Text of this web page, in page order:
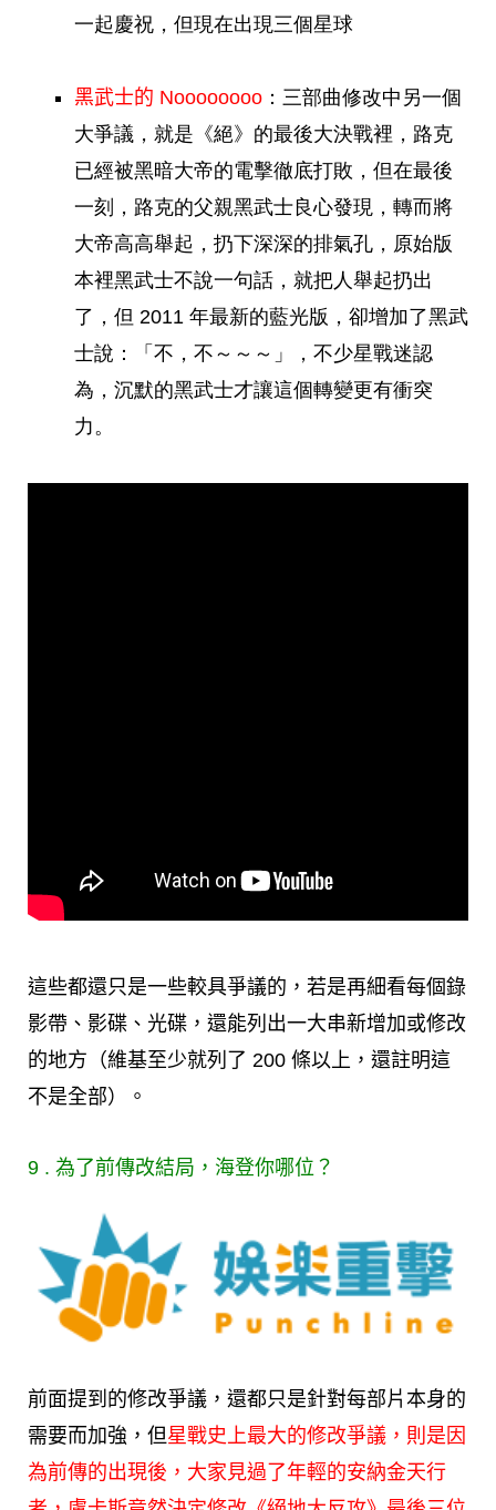
一起慶祝，但現在出現三個星球
黑武士的 Noooooooo ：三部曲修改中另一個
大爭議，就是《絕》的最後大決戰裡，路克
已經被黑暗大帝的電擊徹底打敗，但在最後
一刻，路克的父親黑武士良心發現，轉而將
大帝高高舉起，扔下深深的排氣孔，原始版
本裡黑武士不說一句話，就把人舉起扔出
了，但 2011 年最新的藍光版，卻增加了黑武
士說：「不，不～～～」，不少星戰迷認
為，沉默的黑武士才讓這個轉變更有衝突
力。
這些都還只是一些較具爭議的，若是再細看每個錄
影帶、影碟、光碟，還能列出一大串新增加或修改
的地方（維基至少就列了 200 條以上，還註明這
不是全部）。
9 . 為了前傳改結局，海登你哪位？
前面提到的修改爭議，還都只是針對每部片本身的
需要而加強，但星戰史上最大的修改爭議，則是因
為前傳的出現後，大家見過了年輕的安納金天行